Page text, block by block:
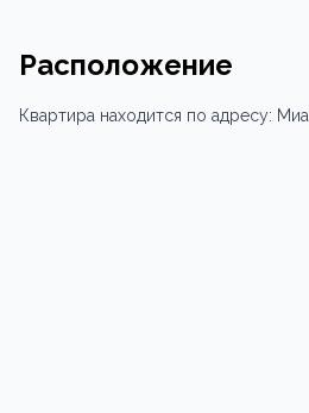
Расположение
Квартира находится по адресу: